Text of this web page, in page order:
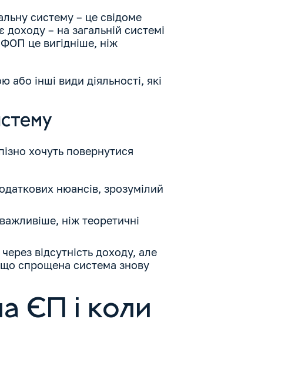
систему – це свідоме
– на загальній системі
це вигідніше, ніж
інші види діяльності, які
хочуть повернутися
нюансів, зрозумілий
ніж теоретичні
відсутність доходу, але
що спрощена система знову
ЄП і коли